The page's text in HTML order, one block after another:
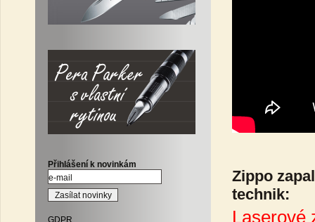
Přihlášení k novinkám
GDPR
Zippo
technik:
Laserové